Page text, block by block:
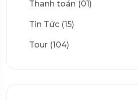
Thanh toán (01)
Tin Tức (15)
Tour (104)